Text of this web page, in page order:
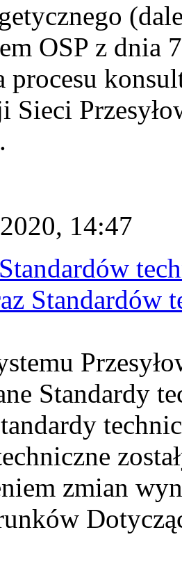
OSP z dnia
procesu
Sieci
14:47
Standardów
Standardy
zmian